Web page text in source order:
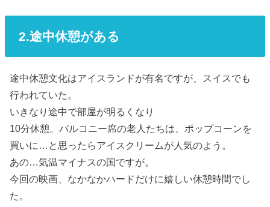
2.途中休憩がある
途中休憩文化はアイスランドが有名ですが、スイスでも
行われていた。
いきなり途中で部屋が明るくなり
10分休憩。バルコニー席の老人たちは、ポップコーンを
買いに…と思ったらアイスクリームが人気のよう。
あの…気温マイナスの国ですが。
今回の映画、なかなかハードだけに嬉しい休憩時間でし
た。